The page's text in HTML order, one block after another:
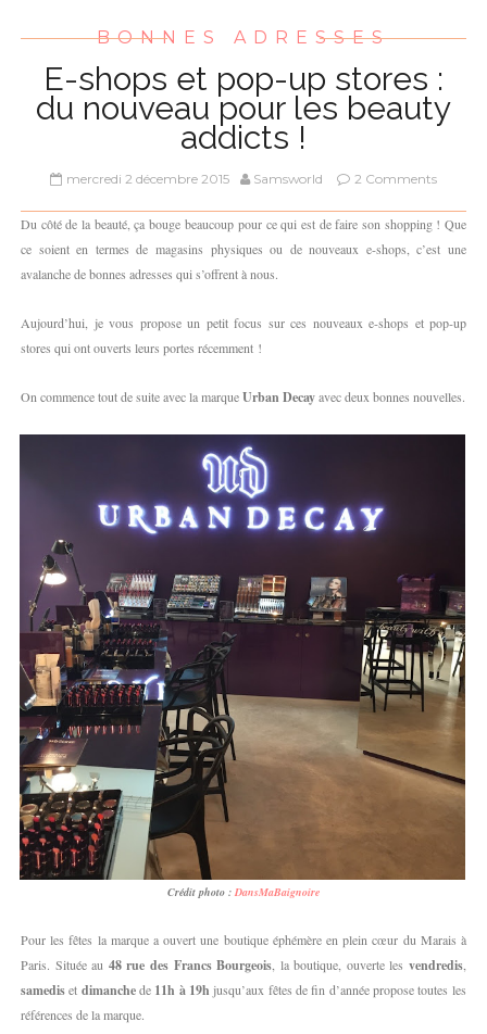
BONNES ADRESSES
E-shops et pop-up stores :
du nouveau pour les beauty
addicts !
mercredi 2 décembre 2015 Samsworld 2 Comments
Du côté de la beauté, ça bouge beaucoup pour ce qui est de faire son shopping ! Que
ce soient en termes de magasins physiques ou de nouveaux e-shops, c’est une
avalanche de bonnes adresses qui s’offrent à nous.
Aujourd’hui, je vous propose un petit focus sur ces nouveaux e-shops et pop-up
stores qui ont ouverts leurs portes récemment !
On commence tout de suite avec la marqueUrban Decayavec deux bonnes nouvelles.
Crédit photo : DansMaBaignoire
Pour les fêtes la marque a ouvert une boutique éphémère en plein cœur du Marais à
Paris. Située au 48 rue des Francs Bourgeois , la boutique, ouverte lesvendredis
samediset dimanchede 11h à 19h jusqu’aux fêtes de fin d’année propose toutes les
références de la marque.